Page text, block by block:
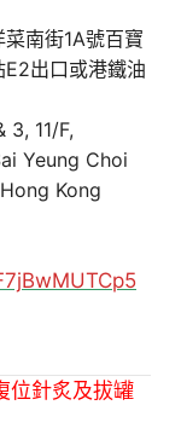
南街1A號百寶
出口或港鐵油
11/F,
Yeung Choi
Kong
位針炙及拔罐